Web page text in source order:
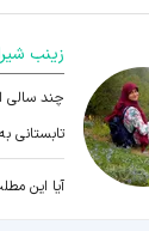
زينب
چند سالی
تابستانی
آیا این